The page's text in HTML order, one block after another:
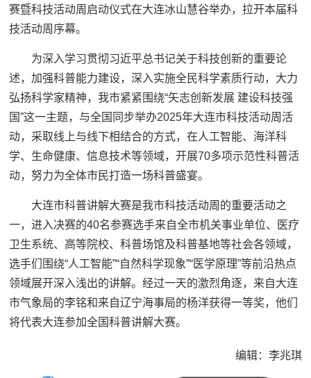
赛暨科技活动周启动仪式在大连冰山慧谷举办，拉开本届科
技活动周序幕。
为深入学习贯彻习近平总书记关于科技创新的重要论
述，加强科普能力建设，深入实施全民科学素质行动，大力
弘扬科学家精神，我市紧紧围绕“矢志创新发展 建设科技强
国”这一主题，与全国同步举办2025年大连市科技活动周活
动，采取线上与线下相结合的方式，在人工智能、海洋科
学、生命健康、信息技术等领域，开展70多项示范性科普活
动，努力为全体市民打造一场科普盛宴。
大连市科普讲解大赛是我市科技活动周的重要活动之
一，进入决赛的40名参赛选手来自全市机关事业单位、医疗
卫生系统、高等院校、科普场馆及科普基地等社会各领域，
选手们围绕“人工智能”“自然科学现象”“医学原理”等前沿热点
领域展开深入浅出的讲解。经过一天的激烈角逐，来自大连
市气象局的李铭和来自辽宁海事局的杨洋获得一等奖，他们
将代表大连参加全国科普讲解大赛。
编辑：李兆琪